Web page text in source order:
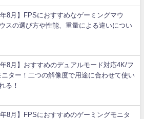
年8月】FPSにおすすめなゲーミングマウ
スの選び方や性能、重量による違いについ
年8月】おすすめのデュアルモード対応4K/フ
ニター！二つの解像度で用途に合わせて使い
る！
年8月】FPSにおすすめのゲーミングモニタ